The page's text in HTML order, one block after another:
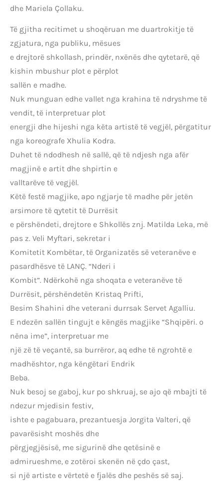
dhe Mariela Çollaku.
Të gjitha recitimet u shoqëruan me duartrokitje të
zgjatura, nga publiku, mësues
e drejtorë shkollash, prindër, nxënës dhe qytetarë, që
kishin mbushur plot e përplot
sallën e madhe.
Nuk munguan edhe vallet nga krahina të ndryshme të
vendit, të interpretuar plot
energji dhe hijeshi nga këta artistë të vegjël, përgatitur
nga koreografe Xhulia Kodra.
Duhet të ndodhesh në sallë, që të ndjesh nga afër
magjinë e artit dhe shpirtin e
valltarëve të vegjël.
Këtë festë magjike, apo ngjarje të madhe për jetën
arsimore të qytetit të Durrësit
e përshëndeti, drejtore e Shkollës znj. Matilda Leka, më
pas z. Veli Myftari, sekretar i
Komitetit Kombëtar, të Organizatës së veteranëve e
pasardhësve të LANÇ. “Nderi i
Kombit”. Ndërkohë nga shoqata e veteranëve të
Durrësit, përshëndetën Kristaq Prifti,
Besim Shahini dhe veterani durrsak Servet Agalliu.
E ndezën sallën tingujt e këngës magjike “Shqipëri. o
nëna ime”, interpretuar me
një zë të veçantë, sa burrëror, aq edhe të ngrohtë e
madhështor, nga këngëtari Endrik
Beba.
Nuk besoj se gaboj, kur po shkruaj, se ajo që mbajti të
ndezur mjedisin festiv,
ishte e pagabuara, prezantuesja Jorgita Valteri, që
pavarësisht moshës dhe
përgjegjësisë, me sigurinë dhe qetësinë e
admirueshme, e zotëroi skenën në çdo çast,
si një artiste e vërtetë e fjalës dhe peshës së saj.